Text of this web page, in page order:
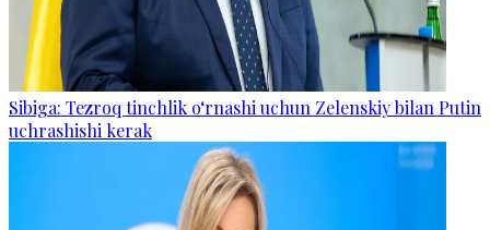
Sibiga: Tezroq tinchlik o‘rnashi uchun Zelenskiy bilan Putin
uchrashishi kerak